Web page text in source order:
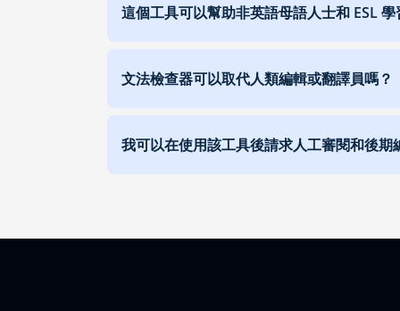
這個工具可以幫助非英語母語人士和 ESL 學
文法檢查器可以取代人類編輯或翻譯員嗎？
我可以在使用該工具後請求人工審閱和後期